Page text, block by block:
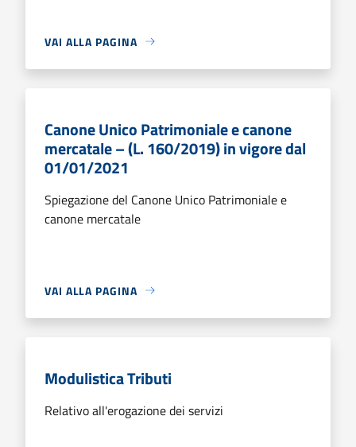
VAI ALLA PAGINA
Canone Unico Patrimoniale e canone
mercatale – (L. 160/2019) in vigore dal
01/01/2021
Spiegazione del Canone Unico Patrimoniale e
canone mercatale
VAI ALLA PAGINA
Modulistica Tributi
Relativo all'erogazione dei servizi